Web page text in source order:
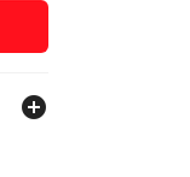
add_circle